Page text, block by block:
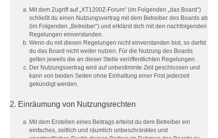
Mit dem Zugriff auf „XT1200Z-Forum“ (im Folgenden „das Board“)
schließt du einen Nutzungsvertrag mit dem Betreiber des Boards ab
(im Folgenden „Betreiber“) und erklärst dich mit den nachfolgenden
Regelungen einverstanden.
Wenn du mit diesen Regelungen nicht einverstanden bist, so darfst
du das Board nicht weiter nutzen. Für die Nutzung des Boards
gelten jeweils die an dieser Stelle veröffentlichten Regelungen.
Der Nutzungsvertrag wird auf unbestimmte Zeit geschlossen und
kann von beiden Seiten ohne Einhaltung einer Frist jederzeit
gekündigt werden.
2. Einräumung von Nutzungsrechten
Mit dem Erstellen eines Beitrags erteilst du dem Betreiber ein
einfaches, zeitlich und räumlich unbeschränktes und